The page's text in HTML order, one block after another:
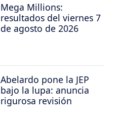
Mega Millions:
resultados del viernes 7
de agosto de 2026
Abelardo pone la JEP
bajo la lupa: anuncia
rigurosa revisión